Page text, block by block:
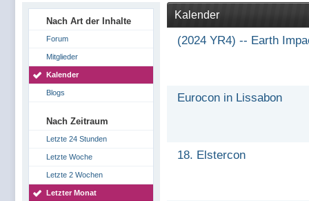
Nach Art der Inhalte
Forum
Mitglieder
Kalender
Blogs
Nach Zeitraum
Letzte 24 Stunden
Letzte Woche
Letzte 2 Wochen
Letzter Monat
Kalender
(2024 YR4) -- Earth
Eurocon in Lissabon
18. Elstercon